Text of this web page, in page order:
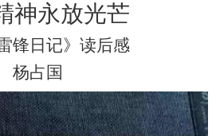
神永放光芒
日记》读后感
杨占国